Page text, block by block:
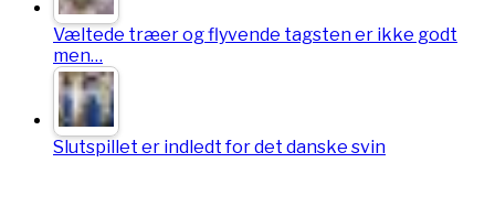
Væltede træer og flyvende tagsten er ikke godt
men…
Slutspillet er indledt for det danske svin